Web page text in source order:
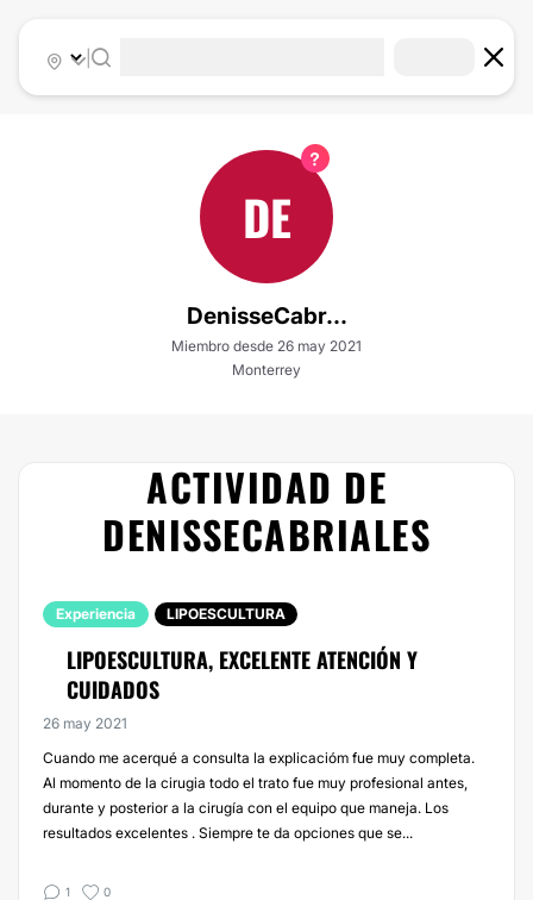
|
DE
DenisseCabr...
Miembro desde 26 may 2021
Monterrey
ACTIVIDAD DE
DENISSECABRIALES
Experiencia LIPOESCULTURA
LIPOESCULTURA, EXCELENTE ATENCIÓN Y
CUIDADOS
26 may 2021
Cuando me acerqué a consulta la explicacióm fue muy completa.
Al momento de la cirugia todo el trato fue muy profesional antes,
durante y posterior a la cirugía con el equipo que maneja. Los
resultados excelentes . Siempre te da opciones que se...
1 0